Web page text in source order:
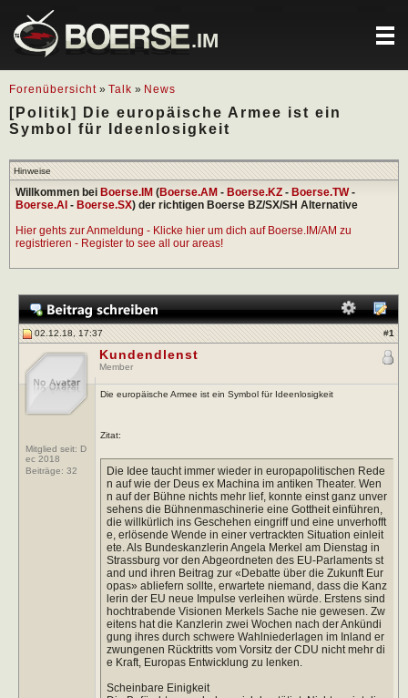
.IM
Forenübersicht » Talk » News
[Politik] Die europäische Armee ist ein
Symbol für Ideenlosigkeit
Hinweise
Willkommen bei Boerse.IM (Boerse.AM - Boerse.KZ - Boerse.TW-
Boerse.AI - Boerse.SX) der richtigen Boerse BZ/SX/SH Alternative
Hier gehts zur Anmeldung - Klicke hier um dich auf Boerse.IM/AM zu
registrieren - Register to see all our areas!
02.12.18, 17:37 #1
Mitglied seit: D
ec 2018
Beiträge: 32
Kundendlenst
Member
Die europäische Armee ist ein Symbol für Ideenlosigkeit
Zitat:
Die Idee taucht immer wieder in europapolitischen Rede
n auf wie der Deus ex Machina im antiken Theater. Wen
n auf der Bühne nichts mehr lief, konnte einst ganz unver
sehens die Bühnenmaschinerie eine Gottheit einführen,
die willkürlich ins Geschehen eingriff und eine unverhofft
e, erlösende Wende in einer vertrackten Situation einleit
ete. Als Bundeskanzlerin Angela Merkel am Dienstag in
Strassburg vor den Abgeordneten des EU-Parlaments st
and und ihren Beitrag zur «Debatte über die Zukunft Eur
opas» abliefern sollte, erwartete niemand, dass die Kanz
lerin der EU neue Impulse verleihen würde. Erstens sind
hochtrabende Visionen Merkels Sache nie gewesen. Zw
eitens hat die Kanzlerin zwei Wochen nach der Ankündi
gung ihres durch schwere Wahlniederlagen im Inland er
zwungenen Rücktritts vom Vorsitz der CDU nicht mehr di
e Kraft, Europas Entwicklung zu lenken.
Scheinbare Einigkeit